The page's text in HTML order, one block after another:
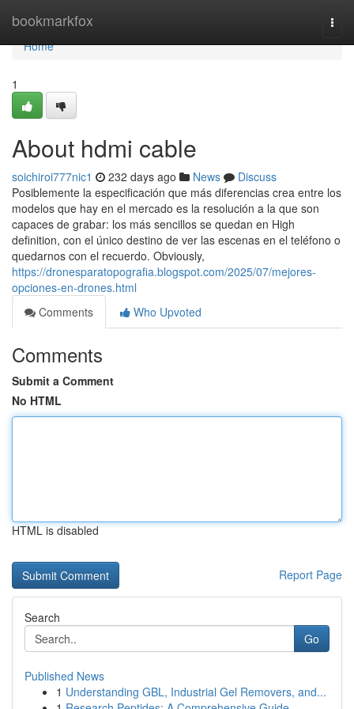
bookmarkfox
Home
Home
1
About hdmi cable
soichiroi777nic1 232 days ago News
Discuss
Posiblemente la especificación que más diferencias crea entre los
modelos que hay en el mercado es la resolución a la que son
capaces de grabar: los más sencillos se quedan en High
definition, con el único destino de ver las escenas en el teléfono o
quedarnos con el recuerdo. Obviously,
https://dronesparatopografia.blogspot.com/2025/07/mejores-
opciones-en-drones.html
Comments
Who Upvoted
Comments
Submit a Comment
No HTML
HTML is disabled
Report Page
Search
Go
Published News
1 Understanding GBL, Industrial Gel Removers, and...